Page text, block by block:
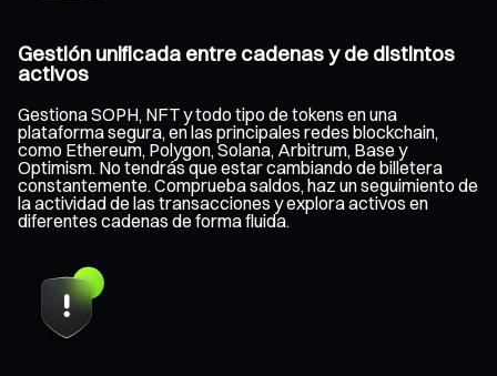
Gestión unificada entre cadenas y de distintos
activos
Gestiona SOPH, NFT y todo tipo de tokens en una
plataforma segura, en las principales redes blockchain,
como Ethereum, Polygon, Solana, Arbitrum, Base y
Optimism. No tendrás que estar cambiando de billetera
constantemente. Comprueba saldos, haz un seguimiento de
la actividad de las transacciones y explora activos en
diferentes cadenas de forma fluida.